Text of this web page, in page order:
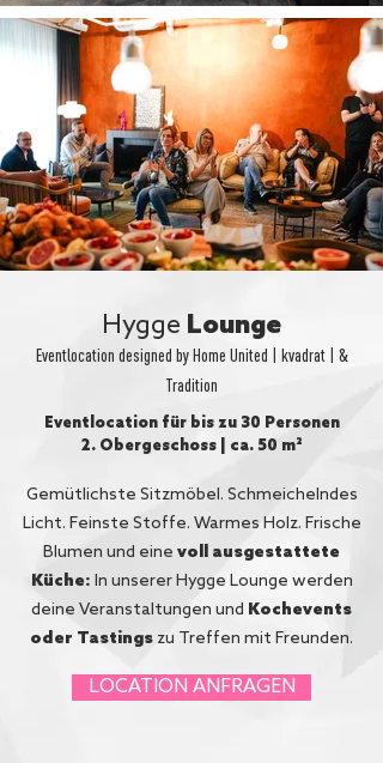
Hygge Lounge
Eventlocation designed by Home United | kvadrat | &
Tradition
Eventlocation für bis zu 30 Personen
2. Obergeschoss | ca. 50 m²
Gemütlichste Sitzmöbel. Schmeichelndes
Licht. Feinste Stoffe. Warmes Holz. Frische
Blumen und eine voll ausgestattete
Küche: In unserer Hygge Lounge werden
deine Veranstaltungen und Kochevents
oder Tastings zu Treffen mit Freunden.
LOCATION ANFRAGEN